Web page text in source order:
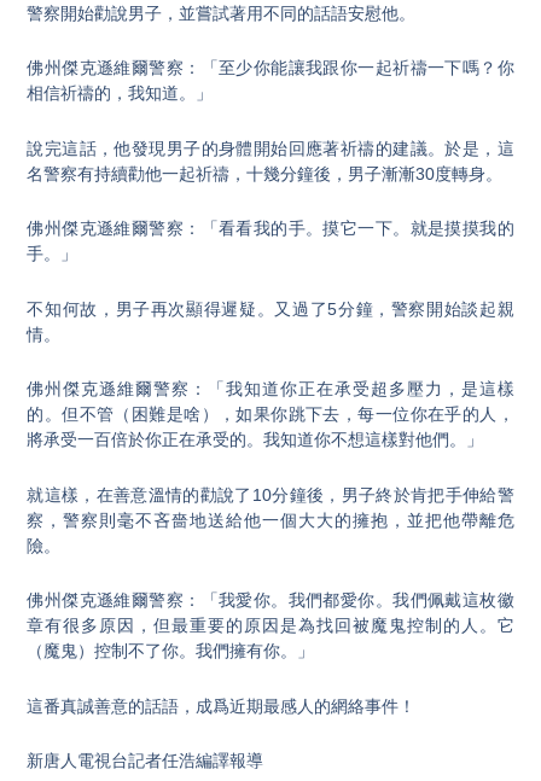
警察開始勸說男子，並嘗試著用不同的話語安慰他。
佛州傑克遜維爾警察：「至少你能讓我跟你一起祈禱一下嗎？你
相信祈禱的，我知道。」
說完這話，他發現男子的身體開始回應著祈禱的建議。於是，這
名警察有持續勸他一起祈禱，十幾分鐘後，男子漸漸30度轉身。
佛州傑克遜維爾警察：「看看我的手。摸它一下。就是摸摸我的
手。」
不知何故，男子再次顯得遲疑。又過了5分鐘，警察開始談起親
情。
佛州傑克遜維爾警察：「我知道你正在承受超多壓力，是這樣
的。但不管（困難是啥），如果你跳下去，每一位你在乎的人，
將承受一百倍於你正在承受的。我知道你不想這樣對他們。」
就這樣，在善意溫情的勸說了10分鐘後，男子終於肯把手伸給警
察，警察則毫不吝嗇地送給他一個大大的擁抱，並把他帶離危
險。
佛州傑克遜維爾警察：「我愛你。我們都愛你。我們佩戴這枚徽
章有很多原因，但最重要的原因是為找回被魔鬼控制的人。它
（魔鬼）控制不了你。我們擁有你。」
這番真誠善意的話語，成爲近期最感人的網絡事件！
新唐人電視台記者任浩編譯報導